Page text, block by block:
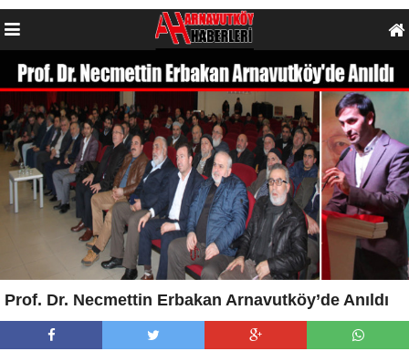
Prof. Dr. Necmettin Erbakan Arnavutköy’de Anıldı